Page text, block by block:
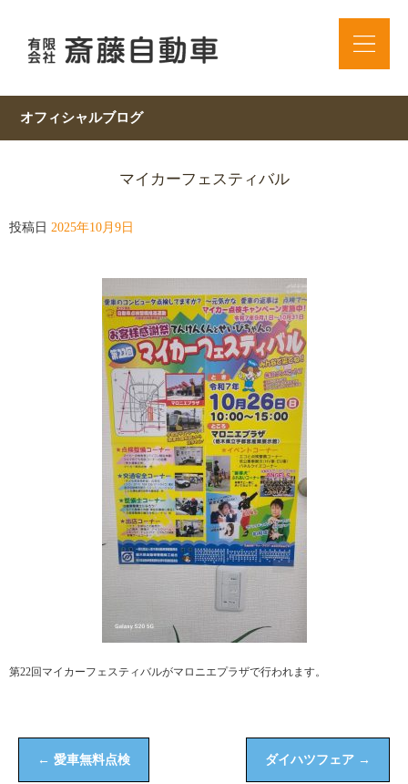
オフィシャルブログ
マイカーフェスティバル
投稿日 2025年10月9日
第22回マイカーフェスティバルがマロニエプラザで行われます。
← 愛車無料点検 ダイハツフェア →